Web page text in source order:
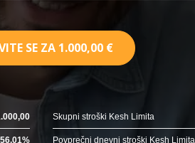
SE ZA 1.000,00 €
Skupni stroški Kesh Limita
56,01% Povprečni dnevni stroški Kesh Limita